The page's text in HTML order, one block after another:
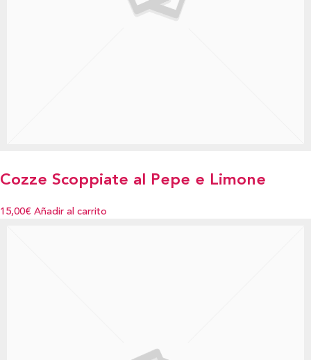
Cozze Scoppiate al Pepe e Limone
15,00€ Añadir al carrito